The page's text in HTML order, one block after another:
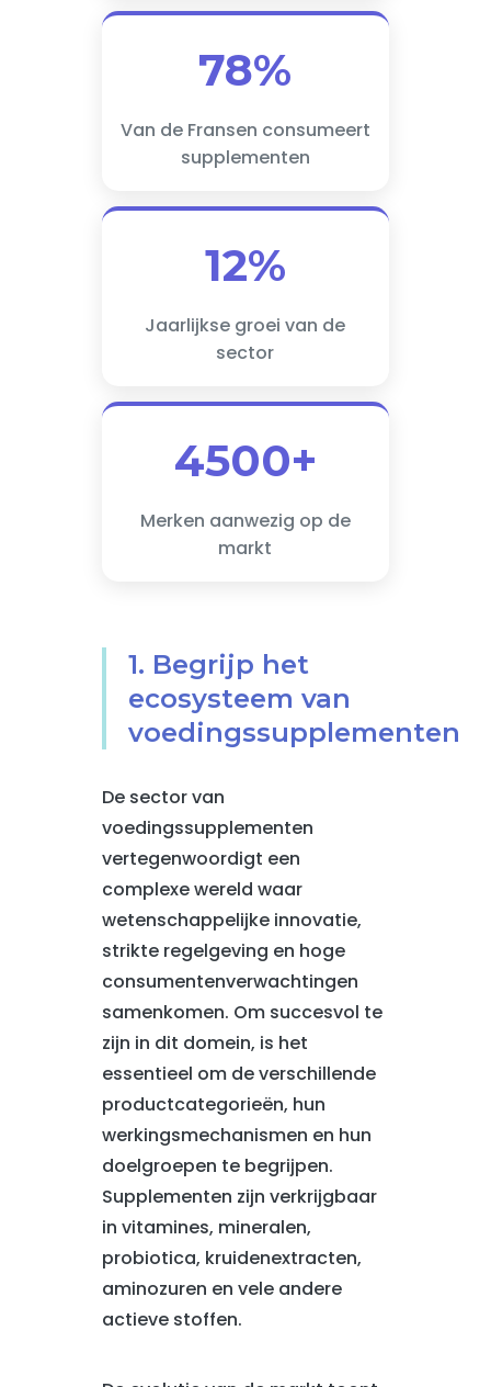
78%
Van de Fransen consumeert
supplementen
12%
Jaarlijkse groei van de
sector
4500+
Merken aanwezig op de
markt
1. Begrijp het
ecosysteem van
voedingssupplementen
De sector van
voedingssupplementen
vertegenwoordigt een
complexe wereld waar
wetenschappelijke innovatie,
strikte regelgeving en hoge
consumentenverwachtingen
samenkomen. Om succesvol te
zijn in dit domein, is het
essentieel om de verschillende
productcategorieën, hun
werkingsmechanismen en hun
doelgroepen te begrijpen.
Supplementen zijn verkrijgbaar
in vitamines, mineralen,
probiotica, kruidenextracten,
aminozuren en vele andere
actieve stoffen.